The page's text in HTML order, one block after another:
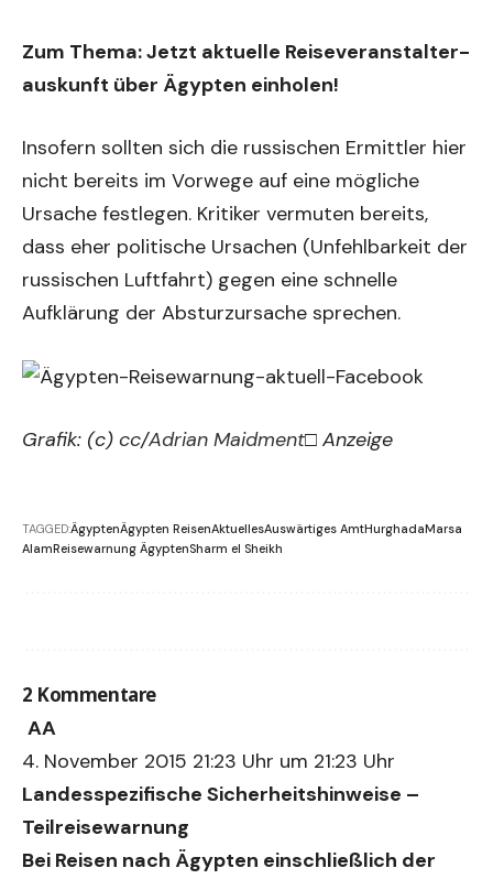
Zum Thema:Jetzt aktuelle Reiseveranstalter-
auskunft über Ägypten einholen!
Insofern sollten sich die russischen Ermittler hier
nicht bereits im Vorwege auf eine mögliche
Ursache festlegen. Kritiker vermuten bereits,
dass eher politische Ursachen (Unfehlbarkeit der
russischen Luftfahrt) gegen eine schnelle
Aufklärung der Absturzursache sprechen.
Grafik: (c) cc/Adrian Maidment□ Anzeige
TAGGED:ÄgyptenÄgypten ReisenAktuellesAuswärtiges AmtHurghadaMarsa
AlamReisewarnung ÄgyptenSharm el Sheikh
2 Kommentare
AA
4. November 2015 21:23 Uhr um 21:23 Uhr
Landesspezifische Sicherheitshinweise –
Teilreisewarnung
Bei Reisen nach Ägypten einschließlich der